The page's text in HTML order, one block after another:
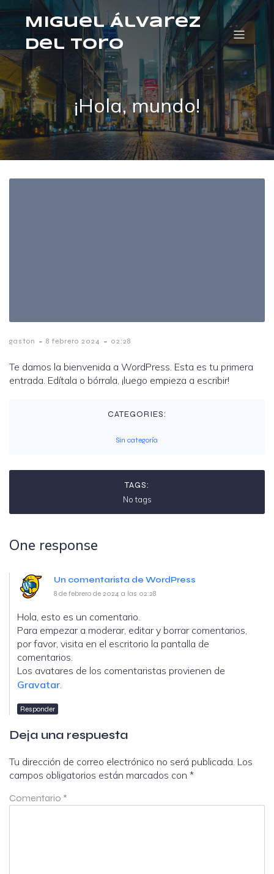
Miguel Álvarez
del Toro
¡Hola, mundo!
gaston - 8 febrero 2024 - 02:28
Te damos la bienvenida a WordPress. Esta es tu primera
entrada. Edítala o bórrala, ¡luego empieza a escribir!
CATEGORIES:
Sin categoría
TAGS:
No tags
One response
Un comentarista de WordPress
8 de febrero de 2024 a las 02:28
Hola, esto es un comentario.
Para empezar a moderar, editar y borrar comentarios,
por favor, visita en el escritorio la pantalla de
comentarios.
Los avatares de los comentaristas provienen de
Gravatar
Responder
Deja una respuesta
Tu dirección de correo electrónico no será publicada. Los
campos obligatorios están marcados con *
Comentario *